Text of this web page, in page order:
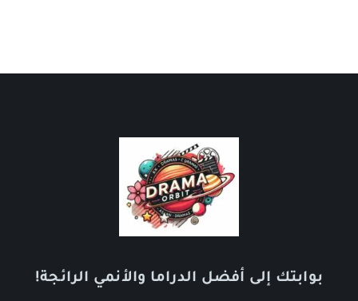
بوابتك إلى أفضل الدراما والأنمي الرائجة!